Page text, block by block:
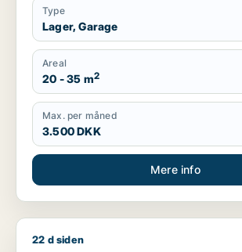
Type
Lager, Garage
Areal
20 - 35 m2
Max. per måned
3.500 DKK
Mere info
Henrik søger lager, værksted eller
22 d siden